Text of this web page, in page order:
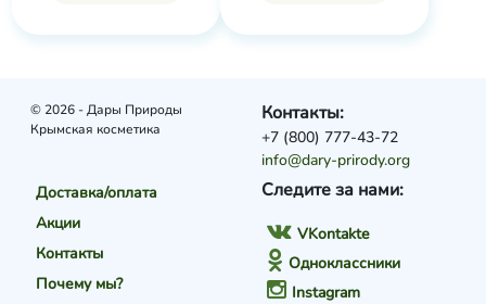
© 2026 - Дары Природы
Крымская косметика
Доставка/оплата
Акции
Контакты
Почему мы?
Следите за нами:
VKontakte
Одноклассники
Instagram
Контакты:
+7 (800) 777-43-72
info@dary-prirody.org